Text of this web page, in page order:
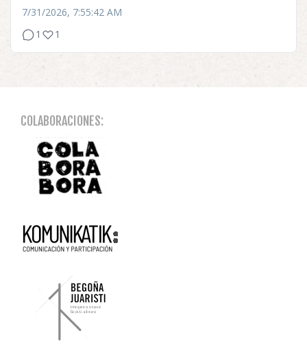
7/31/2026, 7:55:42 AM
1
1
COLABORACIONES: